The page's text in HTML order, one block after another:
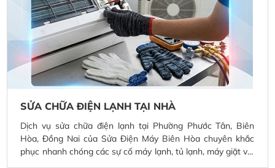
SỬA CHỮA ĐIỆN LẠNH TẠI NHÀ
Dịch vụ sửa chữa điện lạnh tại Phường Phước Tân, Biên
Hòa, Đồng Nai của Sửa Điện Máy Biên Hòa chuyên khắc
phục nhanh chóng các sự cố máy lạnh, tủ lạnh, máy giặt với